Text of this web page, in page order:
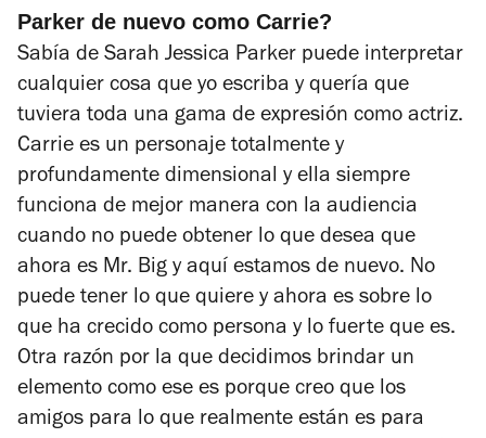
Parker de nuevo como Carrie?
Sabía de Sarah Jessica Parker puede interpretar
cualquier cosa que yo escriba y quería que
tuviera toda una gama de expresión como actriz.
Carrie es un personaje totalmente y
profundamente dimensional y ella siempre
funciona de mejor manera con la audiencia
cuando no puede obtener lo que desea que
ahora es Mr. Big y aquí estamos de nuevo. No
puede tener lo que quiere y ahora es sobre lo
que ha crecido como persona y lo fuerte que es.
Otra razón por la que decidimos brindar un
elemento como ese es porque creo que los
amigos para lo que realmente están es para